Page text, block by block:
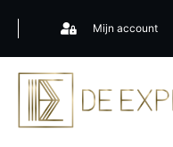
Mijn account